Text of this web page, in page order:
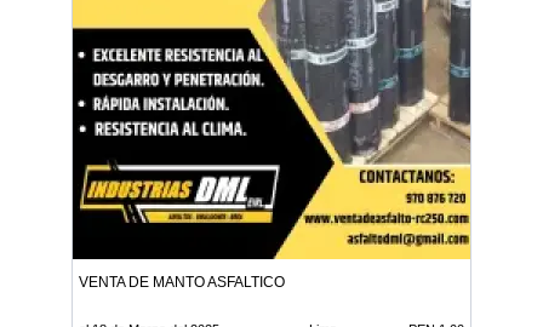
VENTA DE MANTO ASFALTICO